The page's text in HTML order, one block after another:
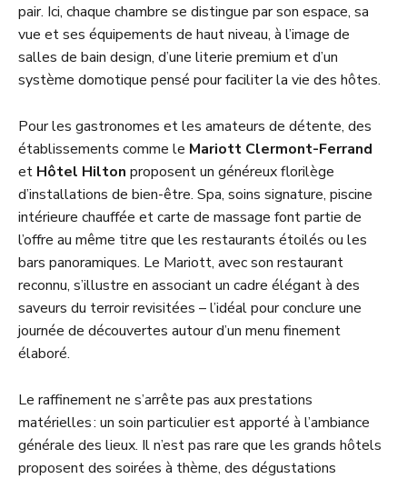
pair. Ici, chaque chambre se distingue par son espace, sa
vue et ses équipements de haut niveau, à l’image de
salles de bain design, d’une literie premium et d’un
système domotique pensé pour faciliter la vie des hôtes.
Pour les gastronomes et les amateurs de détente, des
établissements comme le Mariott Clermont-Ferrand
et Hôtel Hilton proposent un généreux florilège
d’installations de bien-être. Spa, soins signature, piscine
intérieure chauffée et carte de massage font partie de
l’offre au même titre que les restaurants étoilés ou les
bars panoramiques. Le Mariott, avec son restaurant
reconnu, s’illustre en associant un cadre élégant à des
saveurs du terroir revisitées – l’idéal pour conclure une
journée de découvertes autour d’un menu finement
élaboré.
Le raffinement ne s’arrête pas aux prestations
matérielles : un soin particulier est apporté à l’ambiance
générale des lieux. Il n’est pas rare que les grands hôtels
proposent des soirées à thème, des dégustations